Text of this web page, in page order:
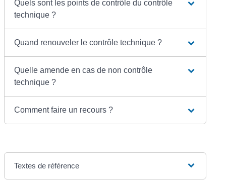
Quels sont les points de contrôle du contrôle
technique ?
Quand renouveler le contrôle technique ?
Quelle amende en cas de non contrôle
technique ?
Comment faire un recours ?
Textes de référence